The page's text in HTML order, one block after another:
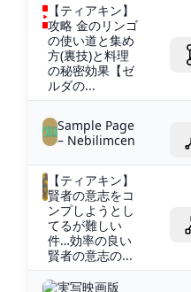
【ティアキン】
攻略 金のリンゴ
の使い道と集め
方(裏技)と料理
の秘密効果【ゼ
ルダの...
Sample Page
– Nebilimcen
【ティアキン】
賢者の意志をコ
ンプしようとし
てるが難しい
件…効率の良い
賢者の意志の...
実写映画版